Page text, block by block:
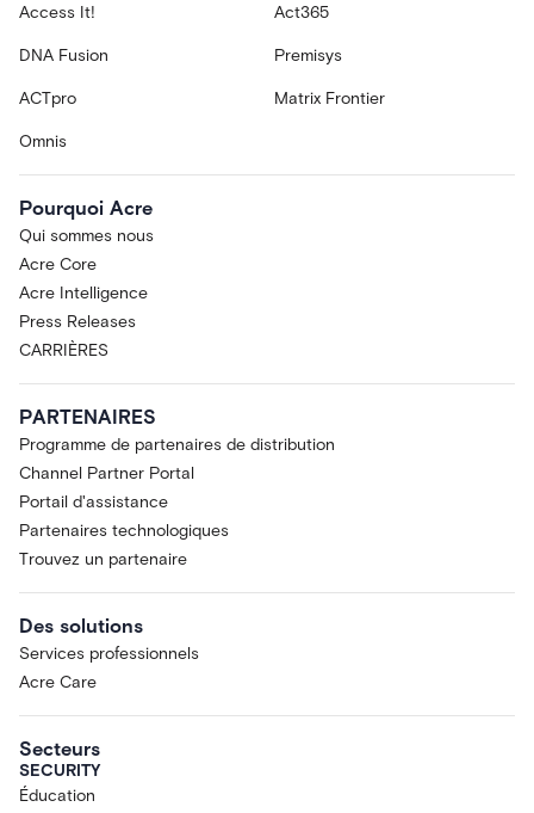
Access It!
Act365
DNA Fusion Premisys
ACTpro Matrix Frontier
Omnis
Pourquoi Acre
Qui sommes nous
Acre Core
Acre Intelligence
Press Releases
CARRIÈRES
PARTENAIRES
Programme de partenaires de distribution
Channel Partner Portal
Portail d'assistance
Partenaires technologiques
Trouvez un partenaire
Des solutions
Services professionnels
Acre Care
Secteurs
SECURITY
Éducation